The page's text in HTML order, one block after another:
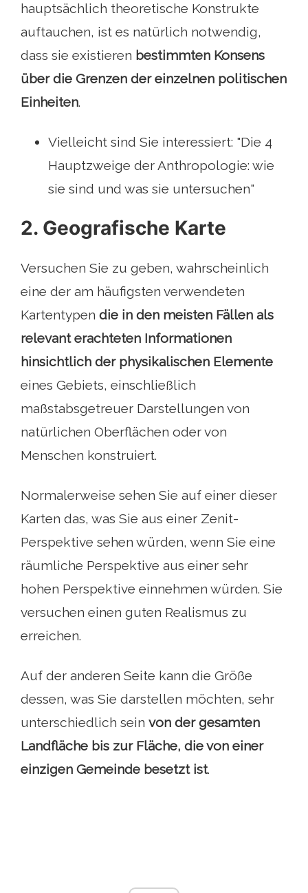
hauptsächlich theoretische Konstrukte
auftauchen, ist es natürlich notwendig,
dass sie existieren bestimmten Konsens
über die Grenzen der einzelnen politischen
Einheiten.
Vielleicht sind Sie interessiert: "Die 4
Hauptzweige der Anthropologie: wie
sie sind und was sie untersuchen"
2. Geografische Karte
Versuchen Sie zu geben, wahrscheinlich
eine der am häufigsten verwendeten
Kartentypen die in den meisten Fällen als
relevant erachteten Informationen
hinsichtlich der physikalischen Elemente
eines Gebiets, einschließlich
maßstabsgetreuer Darstellungen von
natürlichen Oberflächen oder von
Menschen konstruiert.
Normalerweise sehen Sie auf einer dieser
Karten das, was Sie aus einer Zenit-
Perspektive sehen würden, wenn Sie eine
räumliche Perspektive aus einer sehr
hohen Perspektive einnehmen würden. Sie
versuchen einen guten Realismus zu
erreichen.
Auf der anderen Seite kann die Größe
dessen, was Sie darstellen möchten, sehr
unterschiedlich sein von der gesamten
Landfläche bis zur Fläche, die von einer
einzigen Gemeinde besetzt ist.